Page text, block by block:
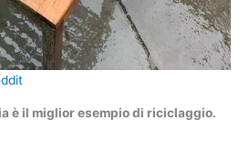
è il miglior esempio di riciclaggio.